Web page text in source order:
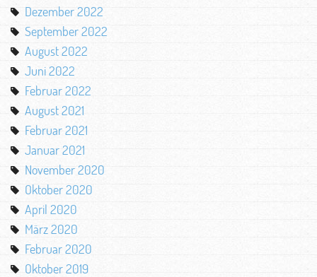
Dezember 2022
September 2022
August 2022
Juni 2022
Februar 2022
August 2021
Februar 2021
Januar 2021
November 2020
Oktober 2020
April 2020
März 2020
Februar 2020
Oktober 2019